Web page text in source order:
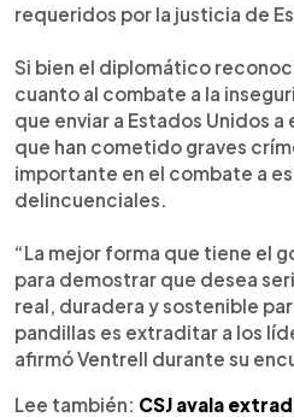
requeridos por la justicia de
Si bien el diplomático
cuanto al combate a la
que enviar a Estados Unidos
que han cometido graves
importante en el combate a
delincuenciales.
“La mejor forma que tiene el
para demostrar que desea
real, duradera y sostenible
pandillas es extraditar a los
afirmó Ventrell durante su
Lee también: CSJ avala